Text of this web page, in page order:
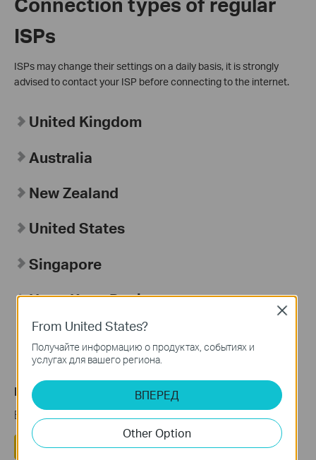
ISPs
ISPs may change their settings on a daily basis, it is strongly
advised to contact your ISP before connecting to the internet.
United Kingdom
Australia
New Zealand
United States
Singapore
Hong Kong Region
台湾地区
Полезен ли этот FAQ?
Ваши отзывы помогают улучшить этот сайт.
Да Нет
From United States?
Получайте информацию о продуктах, событиях и
услугах для вашего региона.
ВПЕРЕД
Other Option
Close